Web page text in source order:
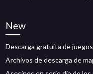
New
Descarga gratuita de
Archivos de descarga de